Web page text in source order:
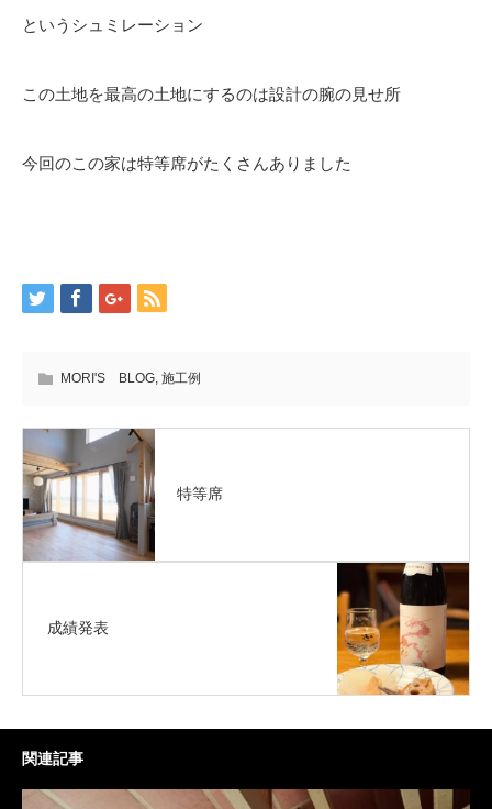
というシュミレーション
この土地を最高の土地にするのは設計の腕の見せ所
今回のこの家は特等席がたくさんありました
MORI'S BLOG, 施工例
特等席
成績発表
関連記事